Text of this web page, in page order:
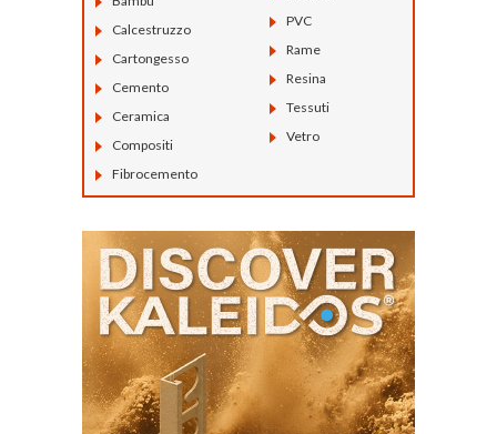
Calcestruzzo
Cartongesso
Cemento
Ceramica
Compositi
Fibrocemento
PVC
Rame
Resina
Tessuti
Vetro